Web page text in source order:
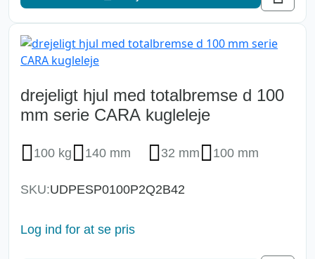
drejeligt hjul med totalbremse d 100
mm serie CARA kugleleje
100 kg 140 mm 32 mm 100 mm
SKU:UDPESP0100P2Q2B42
Log ind for at se pris